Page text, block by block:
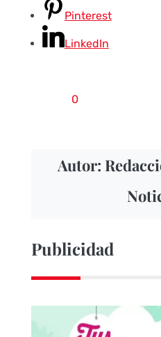
Pinterest
LinkedIn
0
Autor:
Publicidad